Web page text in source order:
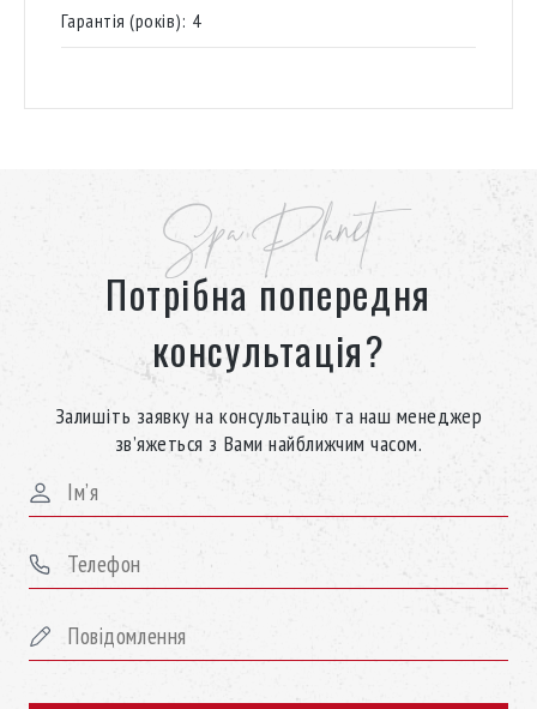
Гарантія (років): 4
Spa Planet
Потрібна попередня
консультація?
Залишіть заявку на консультацію та наш менеджер
зв’яжеться з Вами найближчим часом.